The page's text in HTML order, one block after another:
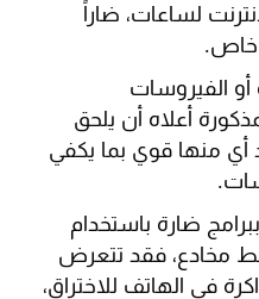
لساعات، ضاراً
خاص.
أو الفيروسات
أعلاه أن يلحق
أي منها قوي بما يكفي
ضارة باستخدام
مخادع، فقد تتعرض
في الهاتف للاختراق،